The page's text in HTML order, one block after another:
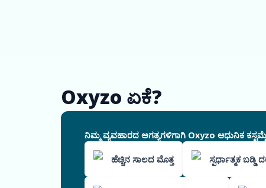
Oxyzo ಏಕೆ?
ನಿಮ್ಮ ವ್ಯವಹಾರದ ಅಗತ್ಯಗಳಿಗಾಗಿ Oxyzo ಆಧುನಿಕ
ಹೆಚ್ಚಿನ ಸಾಲದ ಮೊತ್ತ ಸ್ಪರ್ಧಾತ್ಮಕ ಬಡ್ಡಿ